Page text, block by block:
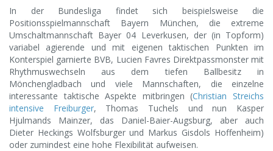
In der Bundesliga findet sich beispielsweise die
Positionsspielmannschaft Bayern München, die extreme
Umschaltmannschaft Bayer 04 Leverkusen, der (in Topform)
variabel agierende und mit eigenen taktischen Punkten im
Konterspiel garnierte BVB, Lucien Favres Direktpassmonster mit
Rhythmuswechseln aus dem tiefen Ballbesitz in
Mönchengladbach und viele Mannschaften, die einzelne
interessante taktische Aspekte mitbringen (Christian Streichs
intensive Freiburger, Thomas Tuchels und nun Kasper
Hjulmands Mainzer, das Daniel-Baier-Augsburg, aber auch
Dieter Heckings Wolfsburger und Markus Gisdols Hoffenheim)
oder zumindest eine hohe Flexibilität aufweisen.